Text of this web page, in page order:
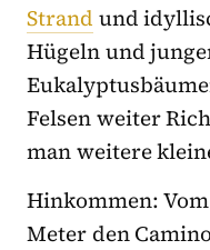
Strand und
Hügeln und
Felsen weiter
man weitere
Hinkommen:
Meter den